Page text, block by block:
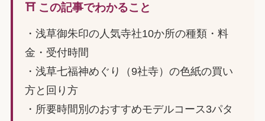
⛩️ この記事でわかること
・浅草御朱印の人気寺社10か所の種類・料
金・受付時間
・浅草七福神めぐり（9社寺）の色紙の買い
方と回り方
・所要時間別のおすすめモデルコース3パタ